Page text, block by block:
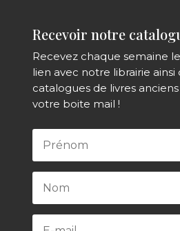
Recevoir notre
Recevez chaque semaine
lien avec notre librairie ainsi
catalogues de livres
votre boite mail !